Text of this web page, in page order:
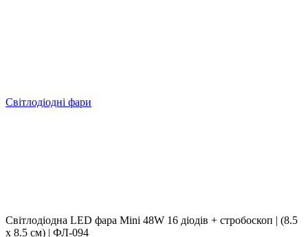
Світлодіодні фари
Світлодіодна LED фара Мini 48W 16 діодів + стробоскоп | (8.5
х 8.5 см) | ФЛ-094